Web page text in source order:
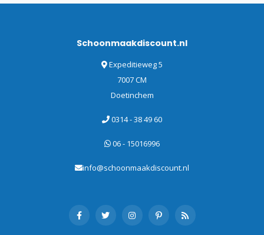
Schoonmaakdiscount.nl
Expeditieweg 5
7007 CM
Doetinchem
0314 - 38 49 60
06 - 15016996
info@schoonmaakdiscount.nl